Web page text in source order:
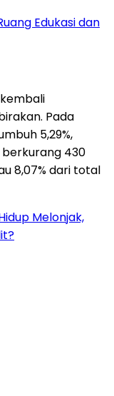
Edukasi dan
Melonjak,